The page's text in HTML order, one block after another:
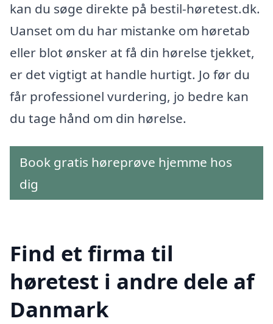
kan du søge direkte på bestil-høretest.dk.
Uanset om du har mistanke om høretab
eller blot ønsker at få din hørelse tjekket,
er det vigtigt at handle hurtigt. Jo før du
får professionel vurdering, jo bedre kan
du tage hånd om din hørelse.
Book gratis høreprøve hjemme hos
dig
Find et firma til
høretest i andre dele af
Danmark